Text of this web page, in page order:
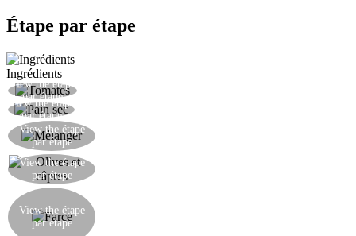
Étape par étape
Ingrédients
View the étape
par étape
View the étape
par étape
View the étape
par étape
View the étape
par étape
View the étape
par étape